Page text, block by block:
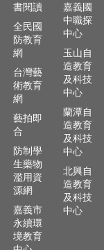
書閱讀
全民國
防教育
網
台灣藝
術教育
網
藝拍即
合
防制學
生藥物
濫用資
源網
嘉義市
永續環
境教育
嘉義國
中職探
中心
玉山自
造教育
及科技
中心
蘭潭自
造教育
及科技
中心
北興自
造教育
及科技
中心